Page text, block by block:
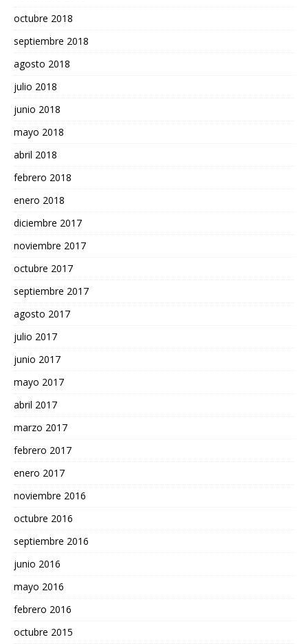
octubre 2018
septiembre 2018
agosto 2018
julio 2018
junio 2018
mayo 2018
abril 2018
febrero 2018
enero 2018
diciembre 2017
noviembre 2017
octubre 2017
septiembre 2017
agosto 2017
julio 2017
junio 2017
mayo 2017
abril 2017
marzo 2017
febrero 2017
enero 2017
noviembre 2016
octubre 2016
septiembre 2016
junio 2016
mayo 2016
febrero 2016
octubre 2015